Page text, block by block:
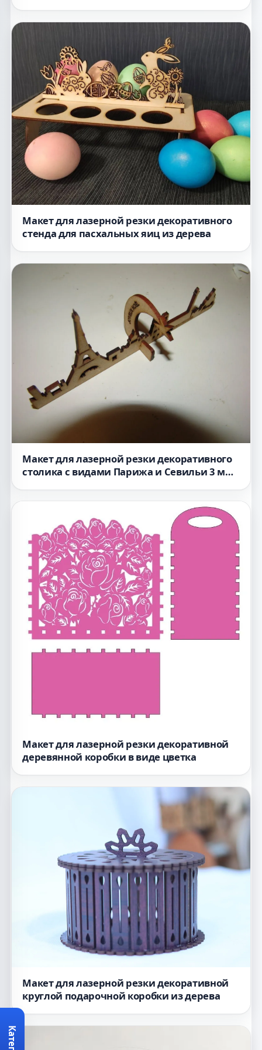
Макет для лазерной резки декоративного
стенда для пасхальных яиц из дерева
Макет для лазерной резки декоративного
столика с видами Парижа и Севильи 3 мм
Макет для лазерной резки декоративной
деревянной коробки в виде цветка
Макет для лазерной резки декоративной
круглой подарочной коробки из дерева